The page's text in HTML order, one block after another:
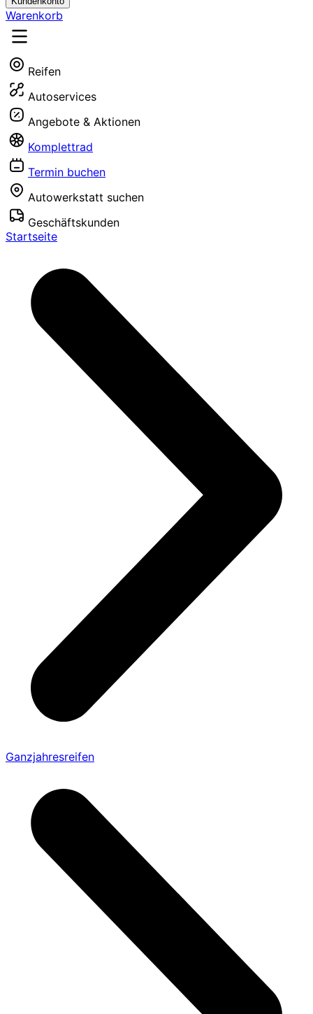
Warenkorb
Reifen
Autoservices
Angebote & Aktionen
Komplettrad
Termin buchen
Autowerkstatt suchen
Geschäftskunden
Startseite
Ganzjahresreifen